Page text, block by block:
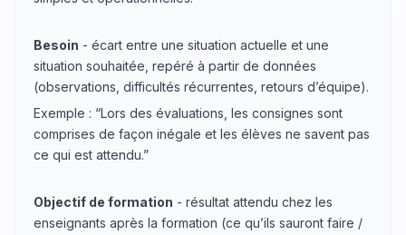
Besoin - écart entre une situation actuelle et une
situation souhaitée, repéré à partir de données
(observations, difficultés récurrentes, retours d’équipe).
Exemple : “Lors des évaluations, les consignes sont
comprises de façon inégale et les élèves ne savent pas
ce qui est attendu.”
Objectif de formation - résultat attendu chez les
enseignants après la formation (ce qu’ils sauront faire /